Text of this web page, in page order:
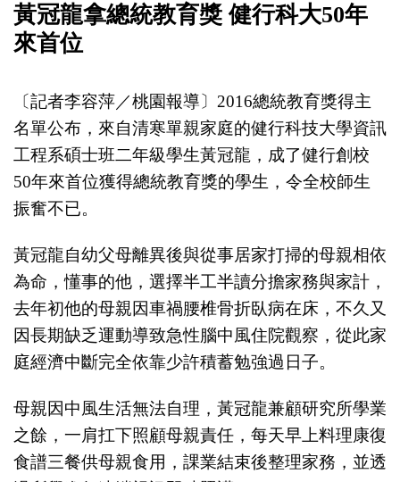
黃冠龍拿總統教育獎 健行科大50年
來首位
〔記者李容萍／桃園報導〕2016總統教育獎得主
名單公布，來自清寒單親家庭的健行科技大學資訊
工程系碩士班二年級學生黃冠龍，成了健行創校
50年來首位獲得總統教育獎的學生，令全校師生
振奮不已。
黃冠龍自幼父母離異後與從事居家打掃的母親相依
為命，懂事的他，選擇半工半讀分擔家務與家計，
去年初他的母親因車禍腰椎骨折臥病在床，不久又
因長期缺乏運動導致急性腦中風住院觀察，從此家
庭經濟中斷完全依靠少許積蓄勉強過日子。
母親因中風生活無法自理，黃冠龍兼顧研究所學業
之餘，一肩扛下照顧母親責任，每天早上料理康復
食譜三餐供母親食用，課業結束後整理家務，並透